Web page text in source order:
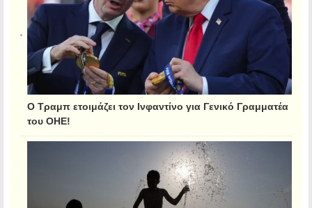
Ο Τραμπ ετοιμάζει τον Ινφαντίνο για Γενικό Γραμματέα
του ΟΗΕ!